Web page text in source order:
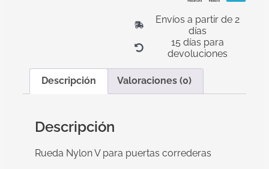
Envíos a partir de 2
días
15 días para
devoluciones
Descripción Valoraciones (0)
Descripción
Rueda Nylon V para puertas correderas